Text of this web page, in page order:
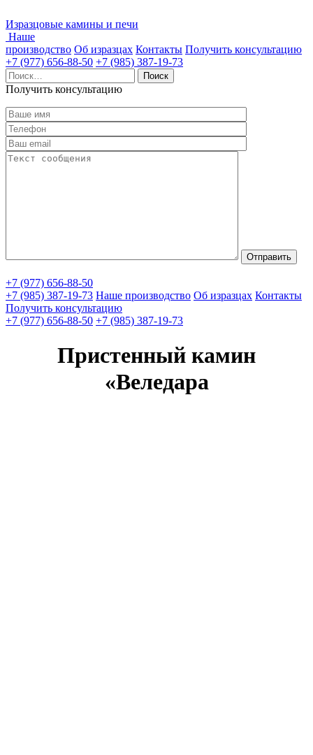
Изразцовые камины и печи
Наше
производство Об изразцах Контакты Получить консультацию
+7 (977) 656-88-50 +7 (985) 387-19-73
Найти:
Получить консультацию
+7 (977) 656-88-50
+7 (985) 387-19-73 Наше производство Об изразцах Контакты
Получить консультацию
+7 (977) 656-88-50 +7 (985) 387-19-73
Пристенный камин
«Веледара